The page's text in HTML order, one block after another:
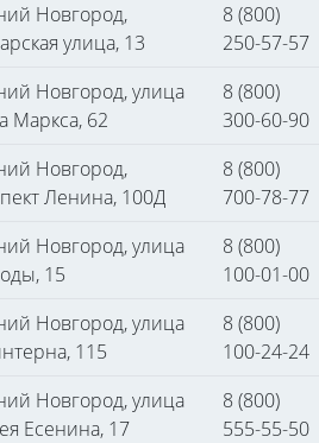
Новгород,
улица, 13
8 (800)
250-57-57
Новгород, улица
Маркса, 62
8 (800)
300-60-90
Новгород,
Ленина, 100Д
8 (800)
700-78-77
Новгород, улица
15
8 (800)
100-01-00
Новгород, улица
115
8 (800)
100-24-24
Новгород, улица
Есенина, 17
8 (800)
555-55-50